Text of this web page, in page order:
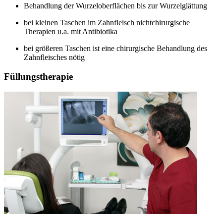
Behandlung der Wurzeloberflächen bis zur Wurzelglättung
bei kleinen Taschen im Zahnfleisch nichtchirurgische
Therapien u.a. mit Antibiotika
bei größeren Taschen ist eine chirurgische Behandlung des
Zahnfleisches nötig
Füllungstherapie